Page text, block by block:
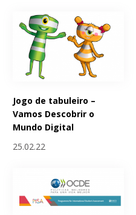
Jogo de tabuleiro –
Vamos Descobrir o
Mundo Digital
25.02.22